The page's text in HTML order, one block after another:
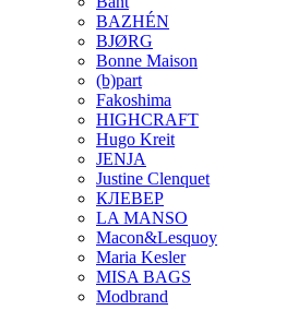
BAZHÉN
BJØRG
Bonne Maison
(b)part
Fakoshima
HIGHCRAFT
Hugo Kreit
JENJA
Justine Clenquet
КЛЕВЕР
LA MANSO
Macon&Lesquoy
Maria Kesler
MISA BAGS
Modbrand